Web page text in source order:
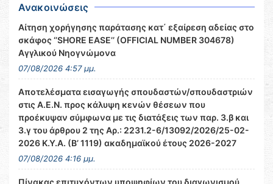
Ανακοινώσεις
Αίτηση χορήγησης παράτασης κατ΄ εξαίρεση αδείας στο
σκάφος ‘’SHORE EASE’’ (OFFICIAL NUMBER 304678)
Αγγλικού Νηογνώμονα
07/08/2026 4:57 μμ.
Αποτελέσματα εισαγωγής σπουδαστών/σπουδαστριών
στις Α.Ε.Ν. προς κάλυψη κενών θέσεων που
προέκυψαν σύμφωνα με τις διατάξεις των παρ. 3.β και
3.γ του άρθρου 2 της Αρ.: 2231.2-6/13092/2026/25-02-
2026 Κ.Υ.Α. (Β’ 1119) ακαδημαϊκού έτους 2026-2027
07/08/2026 4:16 μμ.
Πίνακας επιτυχόντων υποψηφίων του διαγωνισμού